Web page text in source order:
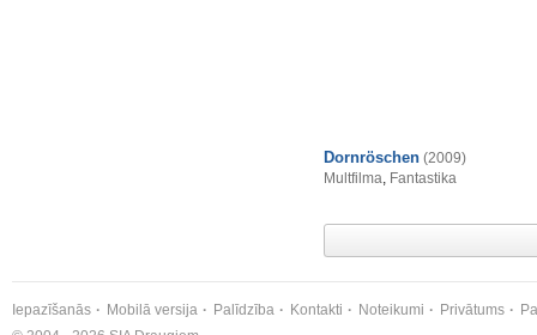
Dornröschen (2009)
Multfilma, Fantastika
Iepazīšanās Mobilā versija Palīdzība Kontakti Noteikumi Privātums